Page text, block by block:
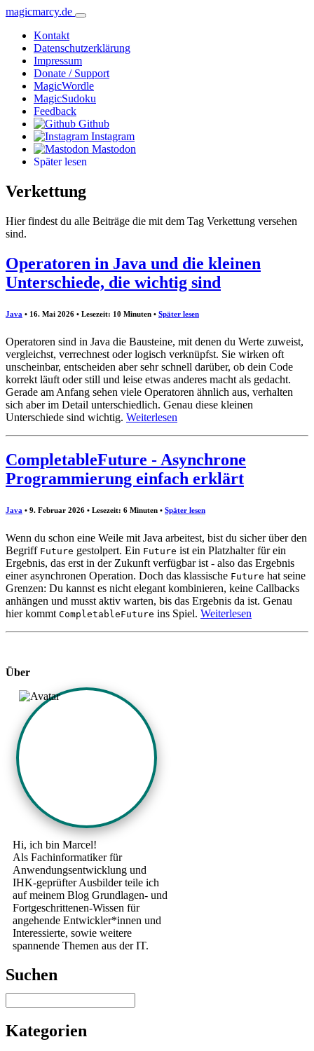
magicmarcy.de
Kontakt
Datenschutzerklärung
Impressum
Donate / Support
MagicWordle
MagicSudoku
Feedback
Github
Instagram
Mastodon
Später lesen
Verkettung
Hier findest du alle Beiträge die mit dem Tag Verkettung versehen
sind.
Operatoren in Java und die kleinen
Unterschiede, die wichtig sind
Java • 16. Mai 2026 • Lesezeit: 10 Minuten • Später lesen
Operatoren sind in Java die Bausteine, mit denen du Werte zuweist,
vergleichst, verrechnest oder logisch verknüpfst. Sie wirken oft
unscheinbar, entscheiden aber sehr schnell darüber, ob dein Code
korrekt läuft oder still und leise etwas anderes macht als gedacht.
Gerade am Anfang sehen viele Operatoren ähnlich aus, verhalten
sich aber im Detail unterschiedlich. Genau diese kleinen
Unterschiede sind wichtig. Weiterlesen
CompletableFuture - Asynchrone
Programmierung einfach erklärt
Java • 9. Februar 2026 • Lesezeit: 6 Minuten • Später lesen
Wenn du schon eine Weile mit Java arbeitest, bist du sicher über den
Begriff Future gestolpert. Ein Future ist ein Platzhalter für ein
Ergebnis, das erst in der Zukunft verfügbar ist - also das Ergebnis
einer asynchronen Operation. Doch das klassische Future hat seine
Grenzen: Du kannst es nicht elegant kombinieren, keine Callbacks
anhängen und musst aktiv warten, bis das Ergebnis da ist. Genau
hier kommt CompletableFuture ins Spiel. Weiterlesen
Über
Hi, ich bin Marcel!
Als Fachinformatiker für
Anwendungsentwicklung und
IHK-geprüfter Ausbilder teile ich
auf meinem Blog Grundlagen- und
Fortgeschrittenen-Wissen für
angehende Entwickler*innen und
Interessierte, sowie weitere
spannende Themen aus der IT.
Suchen
Kategorien